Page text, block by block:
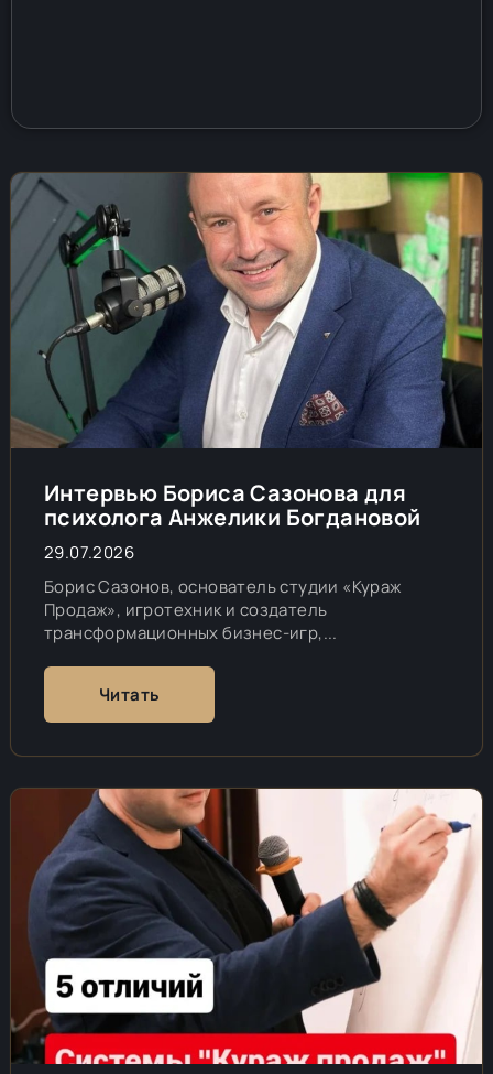
Интервью Бориса Сазонова для
психолога Анжелики Богдановой
29.07.2026
Борис Сазонов, основатель студии «Кураж
Продаж», игротехник и создатель
трансформационных бизнес-игр,...
Читать